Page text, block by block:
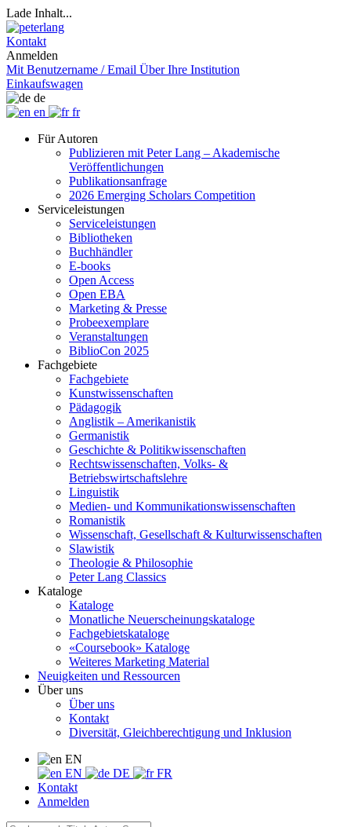
Lade Inhalt...
Kontakt
Anmelden
Mit Benutzername / Email Über Ihre Institution
Einkaufswagen
de
en
fr
Für Autoren
Publizieren mit Peter Lang – Akademische
Veröffentlichungen
Publikationsanfrage
2026 Emerging Scholars Competition
Serviceleistungen
Serviceleistungen
Bibliotheken
Buchhändler
E-books
Open Access
Open EBA
Marketing & Presse
Probeexemplare
Veranstaltungen
BiblioCon 2025
Fachgebiete
Fachgebiete
Kunstwissenschaften
Pädagogik
Anglistik – Amerikanistik
Germanistik
Geschichte & Politikwissenschaften
Rechtswissenschaften, Volks- &
Betriebswirtschaftslehre
Linguistik
Medien- und Kommunikationswissenschaften
Romanistik
Wissenschaft, Gesellschaft & Kulturwissenschaften
Slawistik
Theologie & Philosophie
Peter Lang Classics
Kataloge
Kataloge
Monatliche Neuerscheinungskataloge
Fachgebietskataloge
«Coursebook» Kataloge
Weiteres Marketing Material
Neuigkeiten und Ressourcen
Über uns
Über uns
Kontakt
Diversität, Gleichberechtigung und Inklusion
EN
EN
DE
FR
Kontakt
Anmelden